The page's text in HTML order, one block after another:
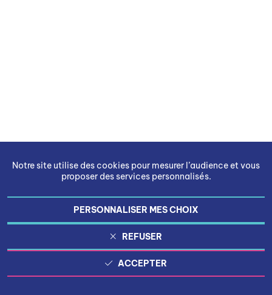
Notre site utilise des cookies pour mesurer l’audience et vous
proposer des services personnalisés.
PERSONNALISER MES CHOIX
REFUSER
ACCEPTER